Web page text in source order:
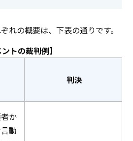
れの概要は、下表の通りです。
トの裁判例】
判決
か
動